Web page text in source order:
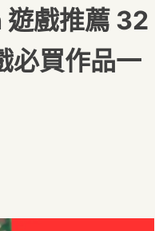
戲推薦 32
必買作品一